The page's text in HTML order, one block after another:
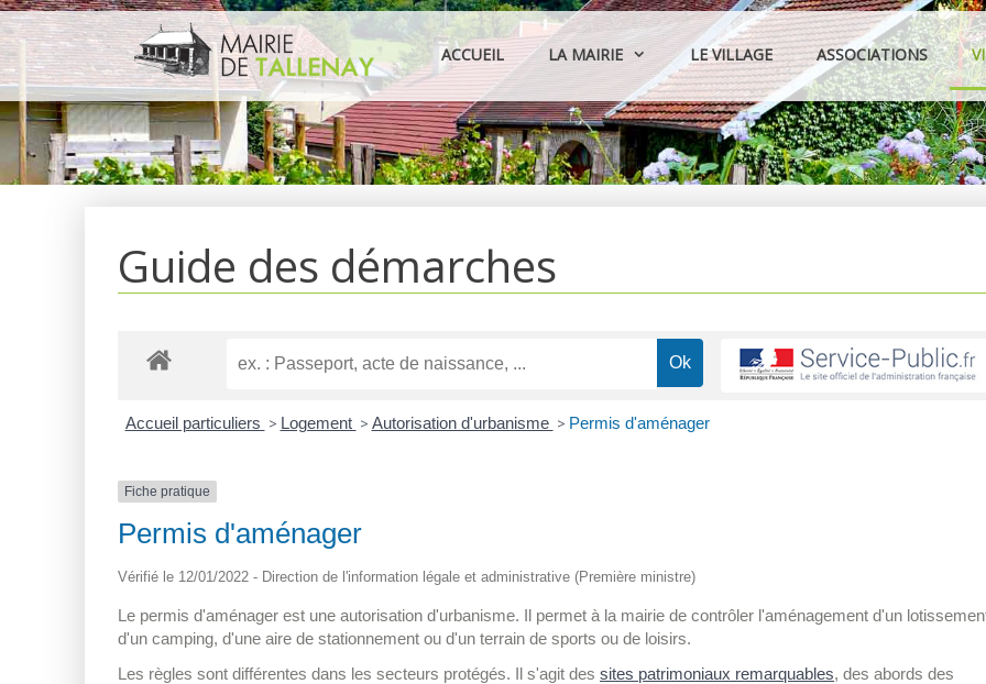
Aller
au
contenu
ACCUEIL LA MAIRIE LE VILLAGE ASSOCIATIONS
Guide des démarches
Accueil particuliers > Logement > Autorisation d'urbanisme > Permis d'aménager
Fiche pratique
Permis d'aménager
Vérifié le 12/01/2022 - Direction de l'information légale et administrative (Première ministre)
Le permis d'aménager est une autorisation d'urbanisme. Il permet à la mairie de contrôler l'aménagement d'un
d'un camping, d'une aire de stationnement ou d'un terrain de sports ou de loisirs.
Les règles sont différentes dans les secteurs protégés. Il s'agit des sites patrimoniaux remarquables, des abords des